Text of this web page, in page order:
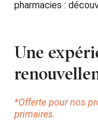
pharmacies :
Une
*Offerte pour nos
primaires.